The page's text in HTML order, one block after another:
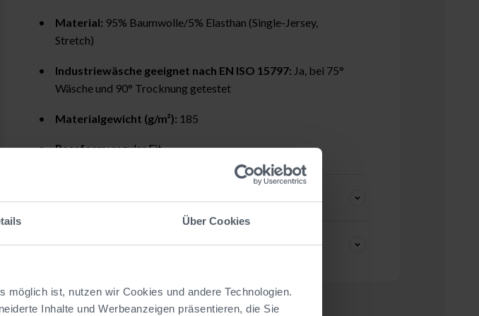
Über Cookies
ist, nutzen wir Cookies und andere Technologien.
Inhalte und Werbeanzeigen präsentieren, die Sie
Material: 95% Baumwolle/5% Elasthan (Single-Jersey,
Stretch)
Industriewäsche geeignet nach EN ISO 15797: Ja, bei 75°
Wäsche und 90° Trocknung getestet
Materialgewicht (g/m²): 185
Passform:regular Fit
Pflegehinweise